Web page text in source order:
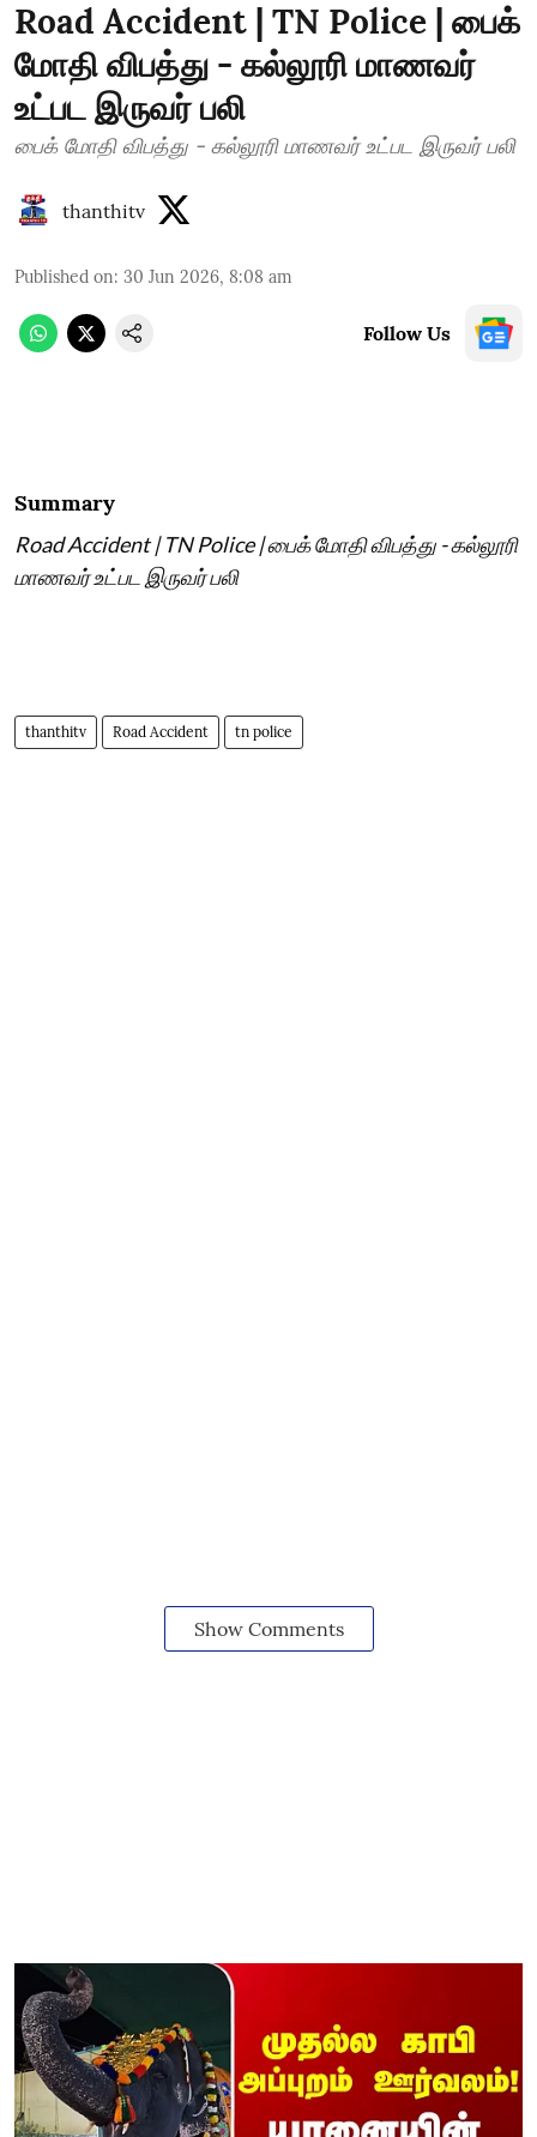
Road Accident | TN Police | பைக்
மோதி விபத்து - கல்லூரி மாணவர்
உட்பட இருவர் பலி
பைக் மோதி விபத்து - கல்லூரி மாணவர் உட்பட இருவர் பலி
thanthitv
Published on: 30 Jun 2026, 8:08 am
Follow Us
Summary
Road Accident | TN Police | பைக் மோதி விபத்து - கல்லூரி
மாணவர் உட்பட இருவர் பலி
thanthitv Road Accident tn police
Show Comments